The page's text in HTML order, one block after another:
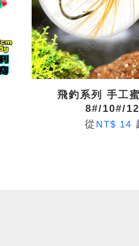
飛釣系列 手工
8#/10#/
從 NT$ 14